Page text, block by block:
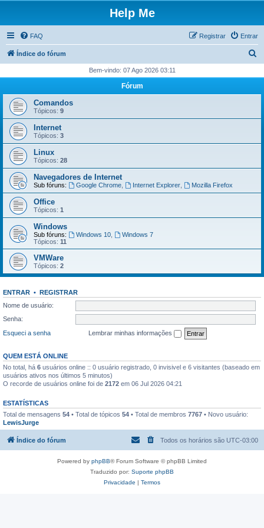
Help Me
FAQ Entrar
Registrar
Índice do fórum
q
Bem-vindo: 07 Ago 2026 03:11
Fórum
Comandos
Tópicos: 9
Internet
Tópicos: 3
Linux
Tópicos: 28
Navegadores de Internet
Sub fóruns: Google Chrome, Internet Explorer, Mozilla Firefox
Office
Tópicos: 1
Windows
Sub fóruns: Windows 10,
Windows 7
Tópicos: 11
VMWare
Tópicos: 2
ENTRAR • REGISTRAR
Nome de usuário:
Senha:
Esqueci a senha
Lembrar minhas informações
QUEM ESTÁ ONLINE
No total, há 6 usuários online :: 0 usuário registrado, 0 invisivel e 6 visitantes (baseado em
usuários ativos nos últimos 5 minutos)
O recorde de usuários online foi de 2172 em 06 Jul 2026 04:21
ESTATÍSTICAS
Total de mensagens 54 • Total de tópicos 54 • Total de membros 7767 • Novo usuário:
LewisJurge
Índice do fórum Todos os horários são UTC-03:00
Powered by phpBB® Forum Software © phpBB Limited
Traduzido por: Suporte phpBB
Privacidade | Termos